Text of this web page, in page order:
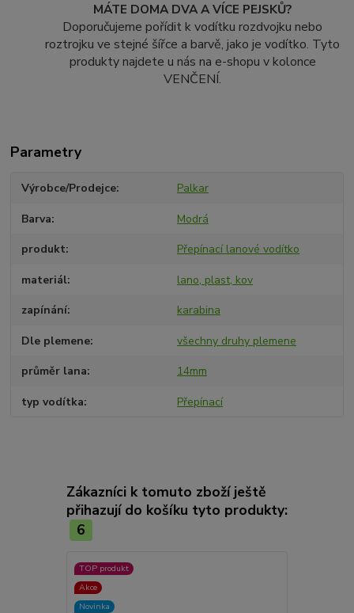
MÁTE DOMA DVA A VÍCE PEJSKŮ?
Doporučujeme pořídit k vodítku rozdvojku nebo
roztrojku ve stejné šířce a barvě, jako je vodítko. Tyto
produkty najdete u nás na e-shopu v kolonce
VENČENÍ.
Parametry
Výrobce/Prodejce Palkar
Barva Modrá
produkt Přepínací lanové vodítko
materiál lano, plast, kov
zapínání karabina
Dle plemene všechny druhy plemene
průměr lana 14mm
typ vodítka Přepínací
Zákazníci k tomuto zboží ještě
přihazují do košíku tyto produkty:
6
TOP produkt
Akce
Novinka